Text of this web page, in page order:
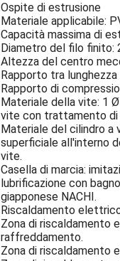
Ospite di estrusione
Materiale applicabile:
Capacità massima di
Diametro del filo finito:
Altezza del centro
Rapporto tra
Rapporto di
Materiale della vite: 1
vite con trattamento di
Materiale del cilindro a
superficiale all'interno
vite.
Casella di marcia:
lubrificazione con
giapponese NACHI.
Riscaldamento
Zona di riscaldamento
raffreddamento.
Zona di riscaldamento